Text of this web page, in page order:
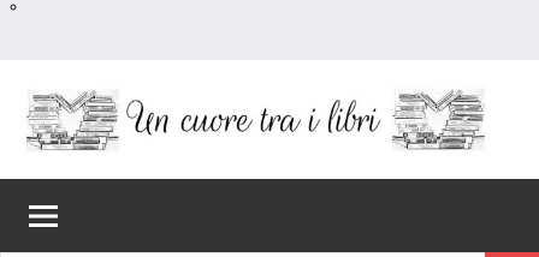
contenuto
Un
Cuore
romanzi